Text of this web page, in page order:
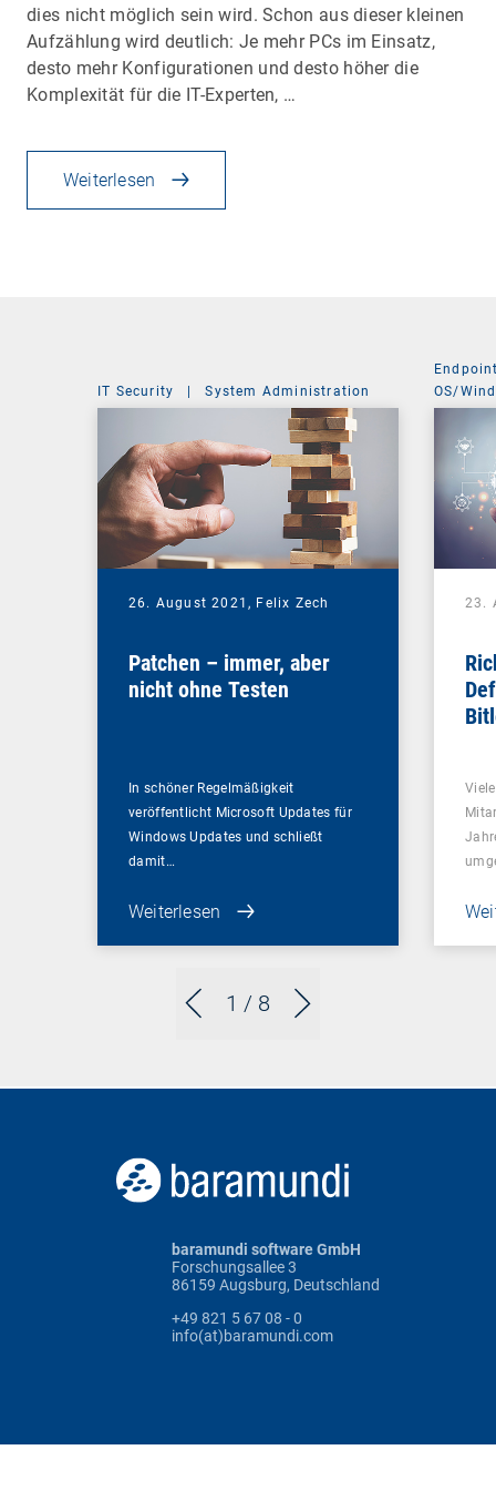
dies nicht möglich sein wird. Schon aus dieser kleinen
Aufzählung wird deutlich: Je mehr PCs im Einsatz,
desto mehr Konfigurationen und desto höher die
Komplexität für die IT-Experten, …
Weiterlesen
1 / 8
IT Security | System Administration
26. August 2021, Felix Zech
Patchen – immer, aber
nicht ohne Testen
In schöner Regelmäßigkeit
veröffentlicht Microsoft Updates für
Windows Updates und schließt
damit…
Weiterlesen
OS/
23.
baramundi software GmbH
Forschungsallee 3
86159 Augsburg, Deutschland
+49 821 5 67 08 - 0
info(at)baramundi.com